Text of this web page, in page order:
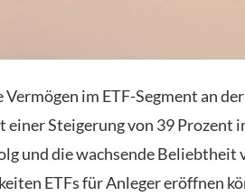
im ETF-Segment an
Steigerung von 39 Prozent
und die wachsende Beliebtheit
ETFs für Anleger eröffnen